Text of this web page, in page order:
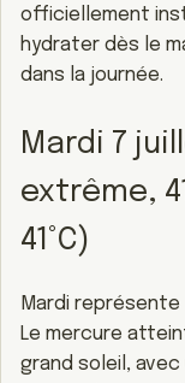
officiellement
hydrater dès le
dans la journée.
Mardi 7
extrême,
41°C)
Mardi représente
Le mercure
grand soleil, avec